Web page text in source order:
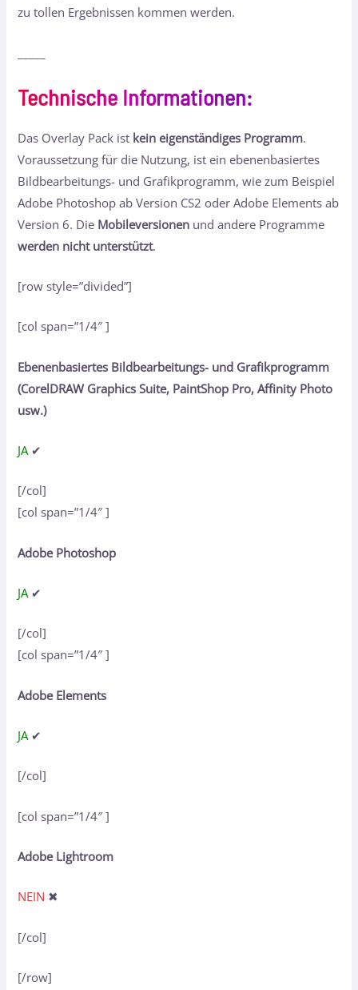
zu tollen Ergebnissen kommen werden.
Technische Informationen:
Das Overlay Pack ist kein eigenständiges Programm.
Voraussetzung für die Nutzung, ist ein ebenenbasiertes
Bildbearbeitungs- und Grafikprogramm, wie zum Beispiel
Adobe Photoshop ab Version CS2 oder Adobe Elements ab
Version 6. Die Mobileversionen und andere Programme
werden nicht unterstützt.
[row style=”divided”]
[col span=”1/4″ ]
Ebenenbasiertes Bildbearbeitungs- und Grafikprogramm
(CorelDRAW Graphics Suite, PaintShop Pro, Affinity Photo
usw.)
JA ✔
[/col]
[col span=”1/4″ ]
Adobe Photoshop
JA ✔
[/col]
[col span=”1/4″ ]
Adobe Elements
JA ✔
[/col]
[col span=”1/4″ ]
Adobe Lightroom
NEIN ✖
[/col]
[/row]